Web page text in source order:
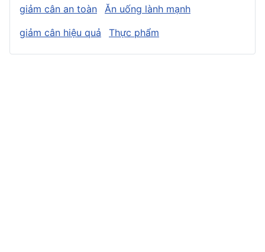
giảm cân an toàn
Ăn uống lành mạnh
giảm cân hiệu quả
Thực phẩm